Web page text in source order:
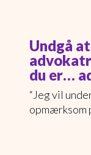
Undgå
du er…
“Jeg vil
opmærksom